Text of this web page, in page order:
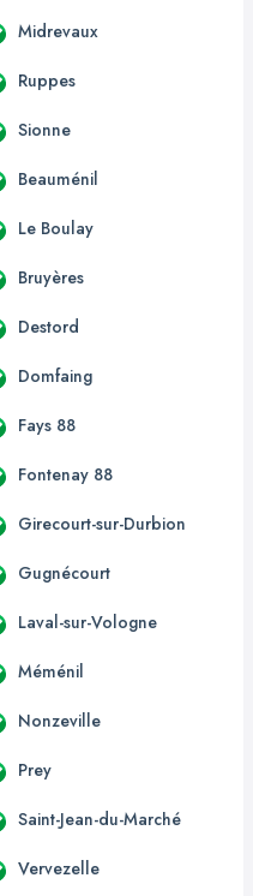
Midrevaux
Ruppes
Sionne
Beauménil
Le Boulay
Bruyères
Destord
Domfaing
Fays 88
Fontenay 88
Girecourt-sur-Durbion
Gugnécourt
Laval-sur-Vologne
Méménil
Nonzeville
Prey
Saint-Jean-du-Marché
Vervezelle